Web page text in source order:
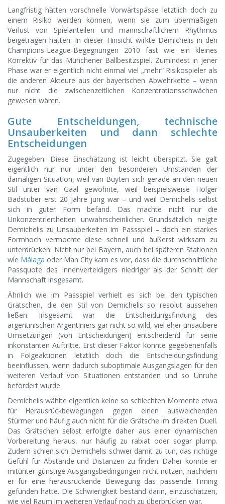
Langfristig hätten vorschnelle Vorwärtspässe letztlich doch zu
einem Risiko werden können, wenn sie zum übermäßigen
Verlust von Spielanteilen und mannschaftlichem Rhythmus
beigetragen hätten. In dieser Hinsicht wirkte Demichelis in den
Champions-League-Begegnungen 2010 fast wie ein kleines
Korrektiv für das Münchener Ballbesitzspiel. Zumindest in jener
Phase war er eigentlich nicht einmal viel „mehr“ Risikospieler als
die anderen Akteure aus der bayerischen Abwehrkette – wenn
nur nicht die zwischenzeitlichen Konzentrationsschwächen
gewesen wären.
Gute Entscheidungen, technische
Unsauberkeiten und dann schlechte
Entscheidungen
Zugegeben: Diese Einschätzung ist leicht überspitzt. Sie galt
eigentlich nur nur unter den besonderen Umständen der
damaligen Situation, weil van Buyten sich gerade an den neuen
Stil unter van Gaal gewöhnte, weil beispielsweise Holger
Badstuber erst 20 Jahre jung war – und weil Demichelis selbst
sich in guter Form befand. Das machte nicht nur die
Unkonzentriertheiten unwahrscheinlicher. Grundsätzlich neigte
Demichelis zu Unsauberkeiten im Passspiel – doch ein starkes
Formhoch vermochte diese schnell und äußerst wirksam zu
unterdrücken. Nicht nur bei Bayern, auch bei späteren Stationen
wie Málaga oder Man City kam es vor, dass die durchschnittliche
Passquote des Innenverteidigers niedriger als der Schnitt der
Mannschaft insgesamt.
Ähnlich wie im Passspiel verhielt es sich bei den typischen
Grätschen, die den Stil von Demichelis so resolut aussehen
ließen: Insgesamt war die Entscheidungsfindung des
argentinischen Argentiniers gar nicht so wild, viel eher unsaubere
Umsetzungen (von Entscheidungen) entscheidend für seine
inkonstanten Auftritte. Erst dieser Faktor konnte gegebenenfalls
in Folgeaktionen letztlich doch die Entscheidungsfindung
beeinflussen, wenn dadurch suboptimale Ausgangslagen für den
weiteren Verlauf von Situationen entstanden und so Unruhe
befördert wurde.
Demichelis wählte eigentlich keine so schlechten Momente etwa
für Herausrückbewegungen gegen einen ausweichenden
Stürmer und häufig auch nicht für die Grätsche im direkten Duell.
Das Grätschen selbst erfolgte daher aus einer dynamischen
Vorbereitung heraus, nur häufig zu rabiat oder sogar plump.
Zudem schien sich Demichelis schwer damit zu tun, das richtige
Gefühl für Abstände und Distanzen zu finden. Daher konnte er
mitunter günstige Ausgangsbedingungen nicht nutzen, nachdem
er für eine herausrückende Bewegung das passende Timing
gefunden hatte. Die Schwierigkeit bestand darin, einzuschätzen,
wie viel Raum im weiteren Verlauf noch zu überbrücken war.